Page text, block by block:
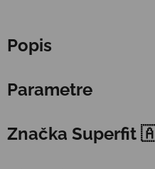
Popis
Parametre
Značka Superfit